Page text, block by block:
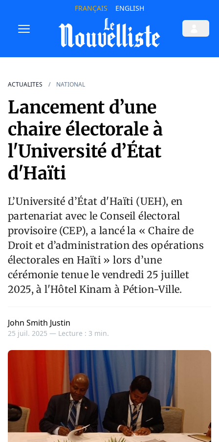
FRANÇAIS ENGLISH
ACTUALITES NATIONAL
Lancement d’une
chaire électorale à
l'Université d’État
d'Haïti
L’Université d’État d'Haïti (UEH), en
partenariat avec le Conseil électoral
provisoire (CEP), a lancé la « Chaire de
Droit et d’administration des opérations
électorales en Haïti » lors d’une
cérémonie tenue le vendredi 25 juillet
2025, à l'Hôtel Kinam à Pétion-Ville.
John Smith Justin
25 juil. 2025 — Lecture : 3 min.